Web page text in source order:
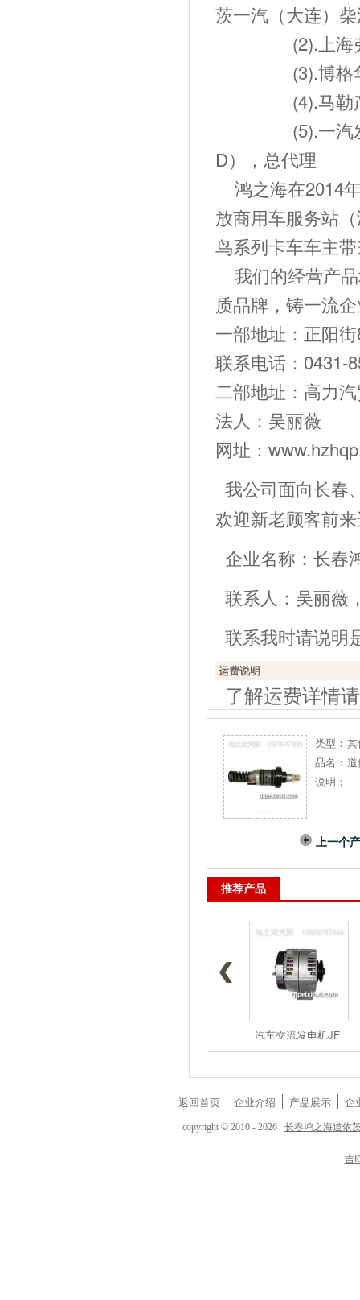
茨一汽（大连）
(2).上海弗列
(3).博格华纳
(4).马勒产
(5).一汽发动J
D），总代理
鸿之海在2014
放商用车服务站
鸟系列卡车车主
我们的经营产
质品牌，铸一流
一部地址：正阳
联系电话：0431-
二部地址：高力
法人：吴丽
网址：
我公司面向长春
欢迎新老顾客前
企业名称：长春
联系人：吴丽薇
联系我时请说明
运费说明
了解运费详情
类型：
品名： 道
说明：
上一个
推荐产品
汽车交流发电机JF
返回首页 企业介绍 产品展示 企
copyright © 2010 - 2026 长春鸿之海道依
吉